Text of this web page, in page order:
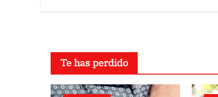
Te has perdido